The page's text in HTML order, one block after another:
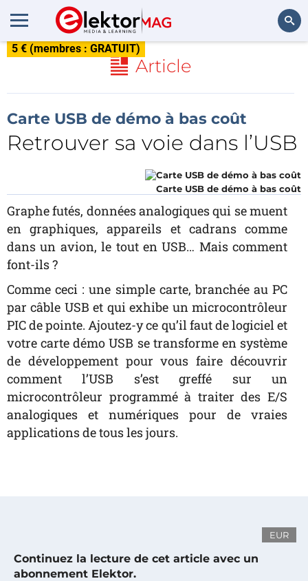
5 € (membres : GRATUIT)
Article
Carte USB de démo à bas coût
Retrouver sa voie dans l’USB
Carte USB de démo à bas coût
Graphe futés, données analogiques qui se muent
en graphiques, appareils et cadrans comme
dans un avion, le tout en USB… Mais comment
font-ils ?
Comme ceci : une simple carte, branchée au PC
par câble USB et qui exhibe un microcontrôleur
PIC de pointe. Ajoutez-y ce qu’il faut de logiciel et
votre carte démo USB se transforme en système
de développement pour vous faire découvrir
comment l’USB s’est greffé sur un
microcontrôleur programmé à traiter des E/S
analogiques et numériques pour de vraies
applications de tous les jours.
EUR
Continuez la lecture de cet article avec un
abonnement Elektor.